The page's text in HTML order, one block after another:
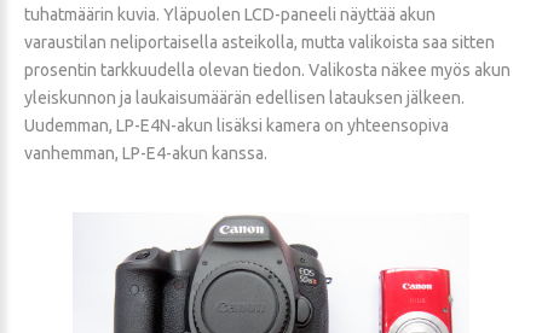
tuhatmäärin kuvia. Yläpuolen LCD-paneeli näyttää akun
varaustilan neliportaisella asteikolla, mutta valikoista saa sitten
prosentin tarkkuudella olevan tiedon. Valikosta näkee myös akun
yleiskunnon ja laukaisumäärän edellisen latauksen jälkeen.
Uudemman, LP-E4N-akun lisäksi kamera on yhteensopiva
vanhemman, LP-E4-akun kanssa.